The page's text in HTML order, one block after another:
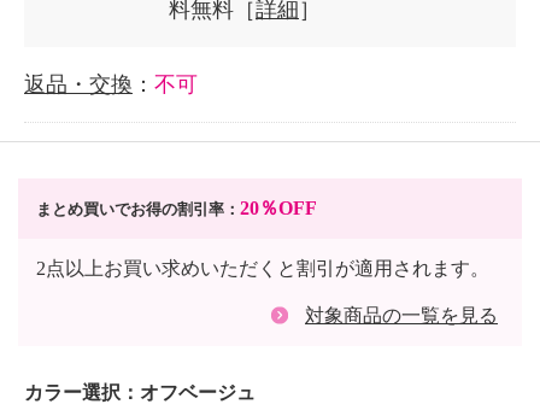
料無料［詳細 ］
返品・交換 ： 不可
まとめ買いでお得の割引率： 20％OFF
2点以上お買い求めいただくと割引が適用されます。
対象商品の一覧を見る
カラー選択： オフベージュ